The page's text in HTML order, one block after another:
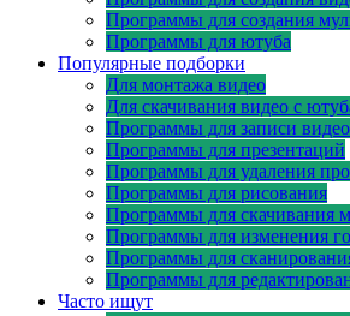
Программы для создания
Программы для ютуба
Популярные подборки
Для монтажа видео
Для скачивания видео с
Программы для записи
Программы для презентаций
Программы для удаления
Программы для рисования
Программы для скачивания
Программы для изменения
Программы для
Программы для
Часто ищут